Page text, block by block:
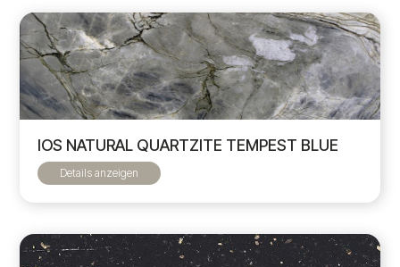
IOS NATURAL QUARTZITE TEMPEST BLUE
Details anzeigen